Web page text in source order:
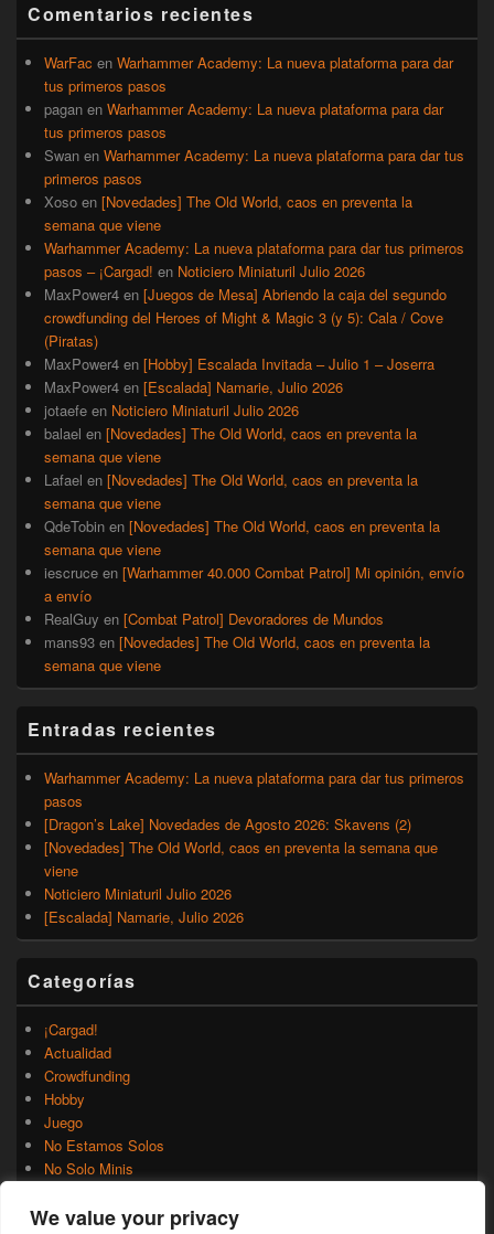
We value your privacy
lateral
primaria
Comentarios recientes
WarFac en Warhammer Academy: La nueva plataforma para dar
tus primeros pasos
pagan en Warhammer Academy: La nueva plataforma para dar
tus primeros pasos
Swan en Warhammer Academy: La nueva plataforma para dar tus
primeros pasos
Xoso en [Novedades] The Old World, caos en preventa la
semana que viene
Warhammer Academy: La nueva plataforma para dar tus primeros
pasos – ¡Cargad! en Noticiero Miniaturil Julio 2026
MaxPower4 en [Juegos de Mesa] Abriendo la caja del segundo
crowdfunding del Heroes of Might & Magic 3 (y 5): Cala / Cove
(Piratas)
MaxPower4 en [Hobby] Escalada Invitada – Julio 1 – Joserra
MaxPower4 en [Escalada] Namarie, Julio 2026
jotaefe en Noticiero Miniaturil Julio 2026
balael en [Novedades] The Old World, caos en preventa la
semana que viene
Lafael en [Novedades] The Old World, caos en preventa la
semana que viene
QdeTobin en [Novedades] The Old World, caos en preventa la
semana que viene
iescruce en [Warhammer 40.000 Combat Patrol] Mi opinión, envío
a envío
RealGuy en [Combat Patrol] Devoradores de Mundos
mans93 en [Novedades] The Old World, caos en preventa la
semana que viene
Entradas recientes
Warhammer Academy: La nueva plataforma para dar tus primeros
pasos
[Dragon’s Lake] Novedades de Agosto 2026: Skavens (2)
[Novedades] The Old World, caos en preventa la semana que
viene
Noticiero Miniaturil Julio 2026
[Escalada] Namarie, Julio 2026
Categorías
¡Cargad!
Actualidad
Crowdfunding
Hobby
Juego
No Estamos Solos
No Solo Minis
Rumores